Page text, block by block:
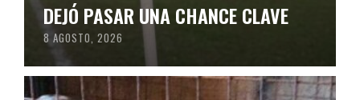
DEJÓ PASAR UNA CHANCE CLAVE
8 AGOSTO, 2026